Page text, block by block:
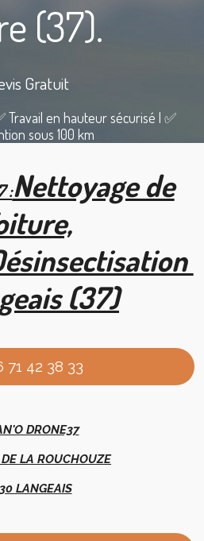
(37).
Gratuit
Travail en hauteur sécurisé | ✅
sous 100 km
:Nettoyage de
(37)
71 42 38 33
DRONE37
LA ROUCHOUZE
LANGEAIS